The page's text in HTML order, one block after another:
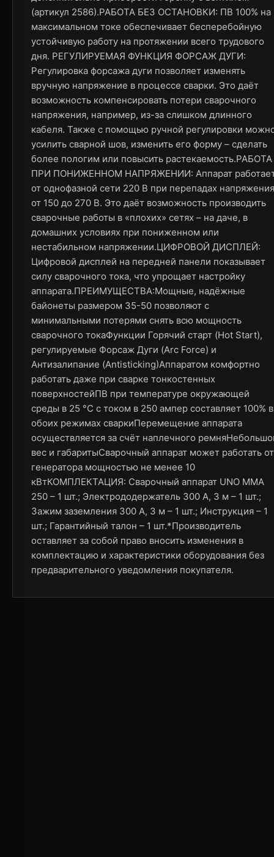
(артикул 2586).РАБОТА БЕЗ ОСТАНОВКИ: ПВ 100% на
максимальном токе обеспечивает бесперебойную
устойчивую работу на протяжении всего трудового
дня. РЕГУЛИРУЕМАЯ ФУНКЦИЯ ФОРСАЖ ДУГИ:
Регулировка форсажа дуги позволяет изменять
вручную напряжение в процессе сварки. Это даёт
возможность компенсировать потери сварочного
напряжения, например, из-за слишком длинного
кабеля. Также с помощью ручной регулировки
усилить сварной шов, изменить его форму – сделать
более пологим или повысить растекаемость.РАБОТА
ПРИ ПОНИЖЕННОМ НАПРЯЖЕНИИ: Аппарат
от однофазной сети 220 В при перепадах напряжения
от 150 до 270 В. Это даёт возможность производить
сварочные работы в «плохих» сетях – на даче, в
домашних условиях при пониженном или
нестабильном напряжении.ЦИФРОВОЙ ДИСПЛЕЙ:
Цифровой дисплей на передней панели показывает
силу сварочного тока, что упрощает настройку
аппарата.ПРЕИМУЩЕСТВА:Мощные, надёжные
байонеты размером 35-50 позволяют с
минимальными потерями снять всю мощность
сварочного токаФункции Горячий старт (Hot Start),
регулируемые Форсаж Дуги (Arc Force) и
Антизалипание (Antisticking)Аппаратом комфортно
работать даже при сварке тонкостенных
поверхностейПВ при температуре окружающей
среды в 25 °C с током в 250 ампер составляет 100% в
обоих режимах сваркиПеремещение аппарата
осуществляется за счёт наплечного
вес и габаритыСварочный аппарат может работать от
генератора мощностью не менее 10
кВтКОМПЛЕКТАЦИЯ: Сварочный аппарат UNO MMA
250 – 1 шт.; Электрододержатель 300 А, 3 м – 1 шт.;
Зажим заземления 300 А, 3 м – 1 шт.; Инструкция – 1
шт.; Гарантийный талон – 1 шт.*Производитель
оставляет за собой право вносить изменения в
комплектацию и характеристики оборудования без
предварительного уведомления покупателя.